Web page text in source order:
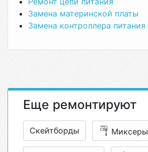
Замена материнской платы
Замена контроллера питания
Еще ремонтируют
Скейтборды Миксеры